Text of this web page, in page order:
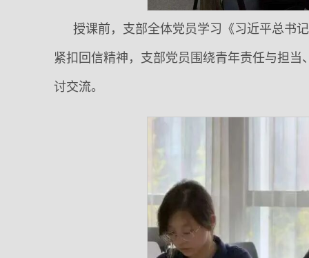
授课前，支部全体党员学习《习近平总书
紧扣回信精神，支部党员围绕青年责任与担
讨交流。